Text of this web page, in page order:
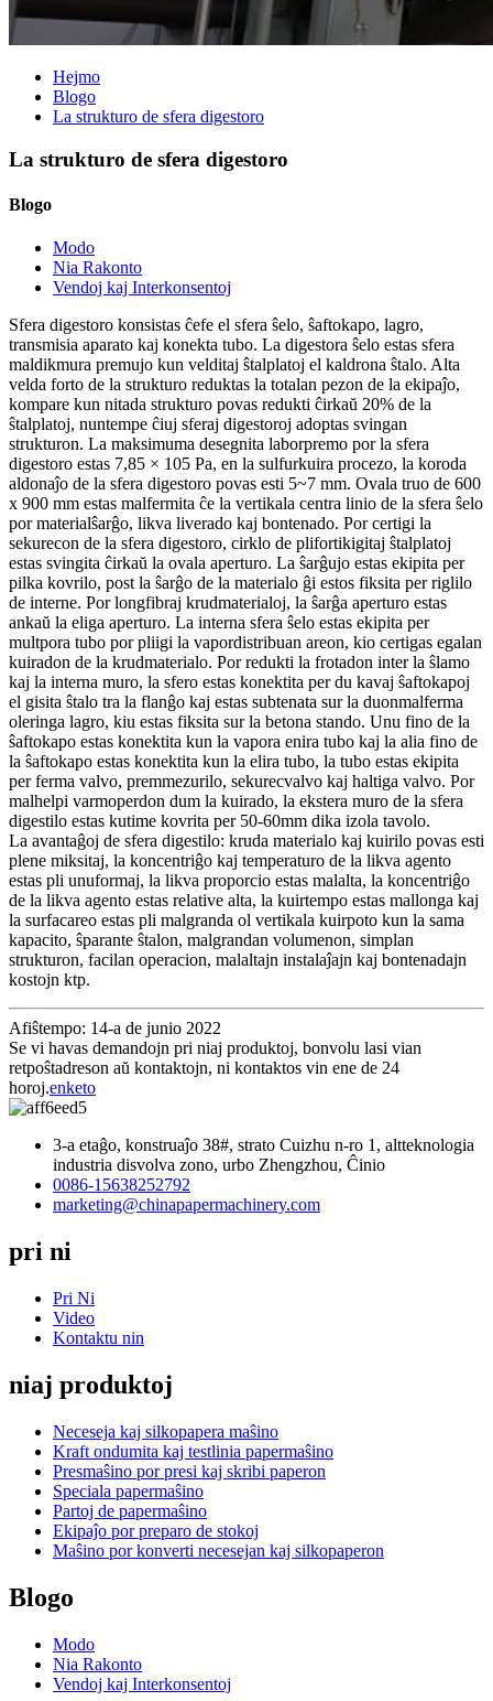
Hejmo
Blogo
La strukturo de sfera digestoro
La strukturo de sfera digestoro
Blogo
Modo
Nia Rakonto
Vendoj kaj Interkonsentoj
Sfera digestoro konsistas ĉefe el sfera ŝelo, ŝaftokapo, lagro,
transmisia aparato kaj konekta tubo. La digestora ŝelo estas sfera
maldikmura premujo kun velditaj ŝtalplatoj el kaldrona ŝtalo. Alta
velda forto de la strukturo reduktas la totalan pezon de la ekipaĵo,
kompare kun nitada strukturo povas redukti ĉirkaŭ 20% de la
ŝtalplatoj, nuntempe ĉiuj sferaj digestoroj adoptas svingan
strukturon. La maksimuma desegnita laborpremo por la sfera
digestoro estas 7,85 × 105 Pa, en la sulfurkuira procezo, la koroda
aldonaĵo de la sfera digestoro povas esti 5~7 mm. Ovala truo de 600
x 900 mm estas malfermita ĉe la vertikala centra linio de la sfera ŝelo
por materialŝarĝo, likva liverado kaj bontenado. Por certigi la
sekurecon de la sfera digestoro, cirklo de plifortikigitaj ŝtalplatoj
estas svingita ĉirkaŭ la ovala aperturo. La ŝarĝujo estas ekipita per
pilka kovrilo, post la ŝarĝo de la materialo ĝi estos fiksita per riglilo
de interne. Por longfibraj krudmaterialoj, la ŝarĝa aperturo estas
ankaŭ la eliga aperturo. La interna sfera ŝelo estas ekipita per
multpora tubo por pliigi la vapordistribuan areon, kio certigas egalan
kuiradon de la krudmaterialo. Por redukti la frotadon inter la ŝlamo
kaj la interna muro, la sfero estas konektita per du kavaj ŝaftokapoj
el gisita ŝtalo tra la flanĝo kaj estas subtenata sur la duonmalferma
oleringa lagro, kiu estas fiksita sur la betona stando. Unu fino de la
ŝaftokapo estas konektita kun la vapora enira tubo kaj la alia fino de
la ŝaftokapo estas konektita kun la elira tubo, la tubo estas ekipita
per ferma valvo, premmezurilo, sekurecvalvo kaj haltiga valvo. Por
malhelpi varmoperdon dum la kuirado, la ekstera muro de la sfera
digestilo estas kutime kovrita per 50-60mm dika izola tavolo.
La avantaĝoj de sfera digestilo: kruda materialo kaj kuirilo povas esti
plene miksitaj, la koncentriĝo kaj temperaturo de la likva agento
estas pli unuformaj, la likva proporcio estas malalta, la koncentriĝo
de la likva agento estas relative alta, la kuirtempo estas mallonga kaj
la surfacareo estas pli malgranda ol vertikala kuirpoto kun la sama
kapacito, ŝparante ŝtalon, malgrandan volumenon, simplan
strukturon, facilan operacion, malaltajn instalaĵajn kaj bontenadajn
kostojn ktp.
Afiŝtempo: 14-a de junio 2022
Se vi havas demandojn pri niaj produktoj, bonvolu lasi vian
retpoŝtadreson aŭ kontaktojn, ni kontaktos vin ene de 24
horoj.enketo
3-a etaĝo, konstruaĵo 38#, strato Cuizhu n-ro 1, altteknologia
industria disvolva zono, urbo Zhengzhou, Ĉinio
0086-15638252792
marketing@chinapapermachinery.com
pri ni
Pri Ni
Video
Kontaktu nin
niaj produktoj
Neceseja kaj silkopapera maŝino
Kraft ondumita kaj testlinia papermaŝino
Presmaŝino por presi kaj skribi paperon
Speciala papermaŝino
Partoj de papermaŝino
Ekipaĵo por preparo de stokoj
Maŝino por konverti necesejan kaj silkopaperon
Blogo
Modo
Nia Rakonto
Vendoj kaj Interkonsentoj